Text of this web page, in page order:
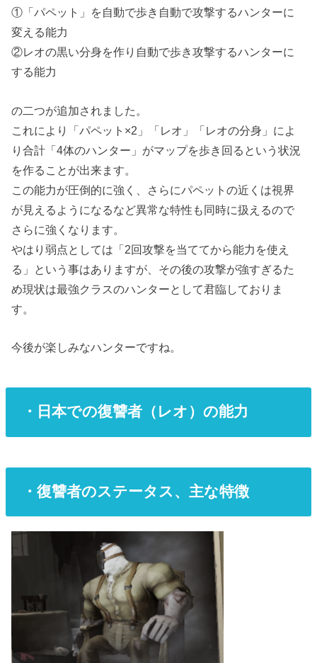
①「パペット」を自動で歩き自動で攻撃するハンターに
変える能力
②レオの黒い分身を作り自動で歩き攻撃するハンターに
する能力
の二つが追加されました。
これにより「パペット×2」「レオ」「レオの分身」によ
り合計「4体のハンター」がマップを歩き回るという状況
を作ることが出来ます。
この能力が圧倒的に強く、さらにパペットの近くは視界
が見えるようになるなど異常な特性も同時に扱えるので
さらに強くなります。
やはり弱点としては「2回攻撃を当ててから能力を使え
る」という事はありますが、その後の攻撃が強すぎるた
め現状は最強クラスのハンターとして君臨しておりま
す。
今後が楽しみなハンターですね。
・日本での復讐者（レオ）の能力
・復讐者のステータス、主な特徴